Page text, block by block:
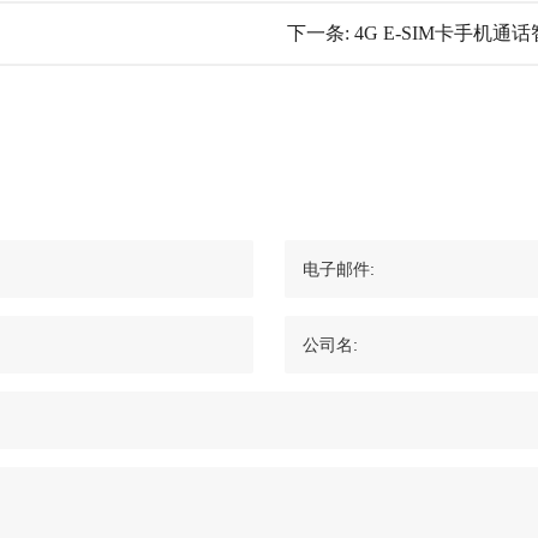
下一条: 4G E-SIM卡手机通话
电子邮件:
公司名: